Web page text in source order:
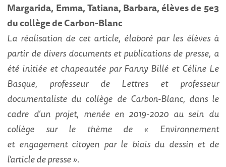
Margarida, Emma, Tatiana, Barbara, élèves de 5e3
du collège de Carbon-Blanc
La réalisation de cet article, élaboré par les élèves à
partir de divers documents et publications de presse, a
été initiée et chapeautée parFanny Billé et CélineLe
Basque, professeur de Lettres et professeur
documentaliste du collège de Carbon-Blanc, dans le
cadre d’un projet, menée en 2019-2020 au sein du
collège sur le thème de « Environnement
et engagement citoyen par le biais du dessin et de
l'article de presse ».